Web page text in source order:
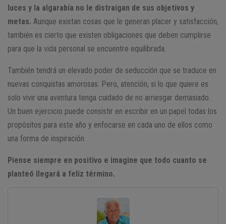
luces y la algarabía no le distraigan de sus objetivos y
metas. Aunque existan cosas que le generan placer y satisfacción,
también es cierto que existen obligaciones que deben cumplirse
para que la vida personal se encuentre equilibrada.
También tendrá un elevado poder de seducción que se traduce en
nuevas conquistas amorosas. Pero, atención, si lo que quiere es
solo vivir una aventura tenga cuidado de no arriesgar demasiado.
Un buen ejercicio puede consistir en escribir en un papel todas los
propósitos para este año y enfocarse en cada uno de ellos como
una forma de inspiración.
Piense siempre en positivo e imagine que todo cuanto se
planteó llegará a feliz término.